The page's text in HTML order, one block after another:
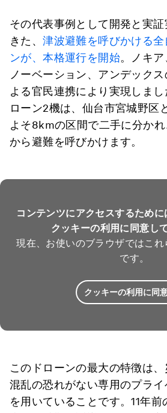
その代表事例として開発と実
きた、津波避難を呼びかける
ンが、本格運行を開始。ノキア
ノーベーション、アンデック
よる官民連携により実現しま
ローン2機は、仙台市宮城野区
よそ8kmの区間で二手に分か
から避難を呼びかけます。
コンテンツにアクセスするため
クッキーの利用に同意し
現在、お使いのブラウザではこ
です。
クッキーの利用に同
このドローンの最大の特徴は
混乱の恐れがない専用のプライ
を用いていることです。11年前